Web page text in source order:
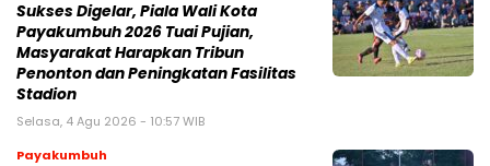
Sukses Digelar, Piala Wali Kota
Payakumbuh 2026 Tuai Pujian,
Masyarakat Harapkan Tribun
Penonton dan Peningkatan Fasilitas
Stadion
Selasa, 4 Agu 2026 - 10:57 WIB
Payakumbuh